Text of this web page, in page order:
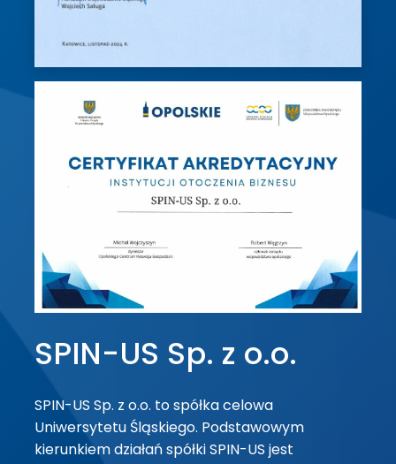
SPIN-US Sp. z o.o.
SPIN-US Sp. z o.o. to spółka celowa
Uniwersytetu Śląskiego. Podstawowym
kierunkiem działań spółki SPIN-US jest